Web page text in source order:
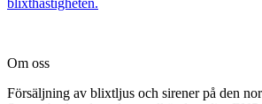
Om oss
Försäljning av blixtljus och sirener på den